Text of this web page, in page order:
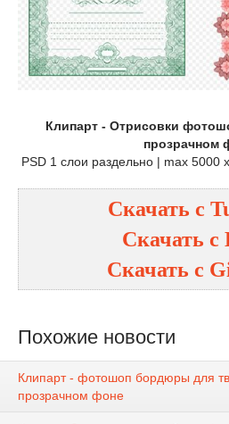
Клипарт - Отрисовки
прозрачном
PSD 1 слои раздельно | max
Скачать с
Скачать с
Скачать с
Похожие новости
Клипарт - фотошоп бордюры для
прозрачном фоне